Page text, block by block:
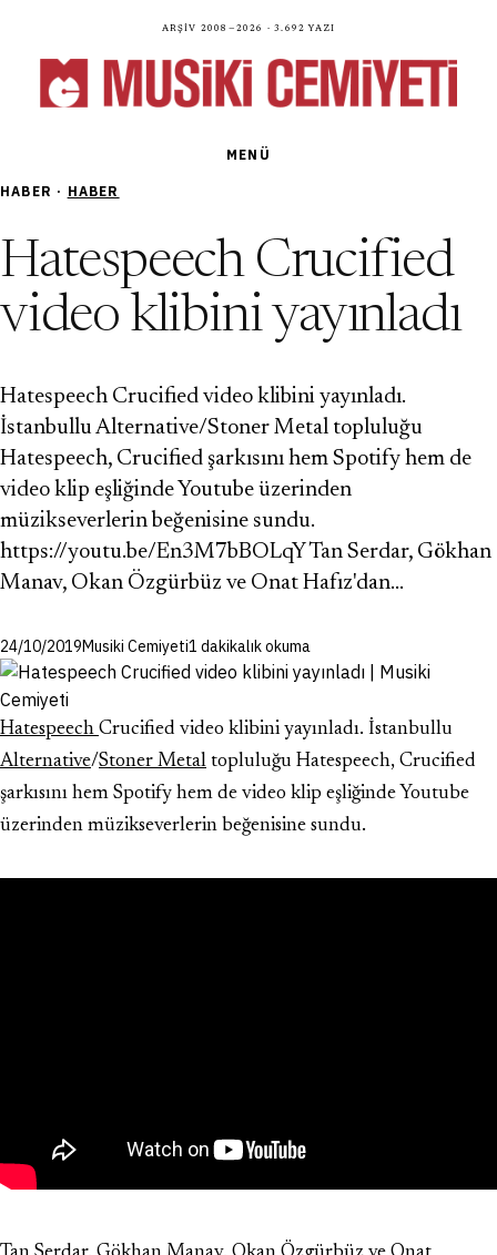
Arşiv 2008—2026 · 3.692 yazı
MENÜ
HABER · HABER
Hatespeech Crucified
video klibini yayınladı
Hatespeech Crucified video klibini yayınladı.
İstanbullu Alternative/Stoner Metal topluluğu
Hatespeech, Crucified şarkısını hem Spotify hem de
video klip eşliğinde Youtube üzerinden
müzikseverlerin beğenisine sundu.
https://youtu.be/En3M7bBOLqY Tan Serdar, Gökhan
Manav, Okan Özgürbüz ve Onat Hafız'dan…
24/10/2019Musiki Cemiyeti1 dakikalık okuma
Hatespeech Crucified video klibini yayınladı. İstanbullu
Alternative/Stoner Metal topluluğu Hatespeech, Crucified
şarkısını hem Spotify hem de video klip eşliğinde Youtube
üzerinden müzikseverlerin beğenisine sundu.